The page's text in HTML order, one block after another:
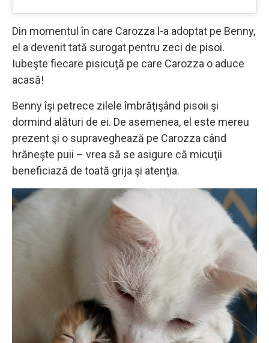
Din momentul în care Carozza l-a adoptat pe Benny,
el a devenit tată surogat pentru zeci de pisoi.
Iubeşte fiecare pisicuţă pe care Carozza o aduce
acasă!
Benny îşi petrece zilele îmbrăţişând pisoii şi
dormind alături de ei. De asemenea, el este mereu
prezent şi o supraveghează pe Carozza când
hrăneşte puii – vrea să se asigure că micuţii
beneficiază de toată grija şi atenţia.